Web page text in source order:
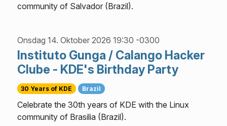
community of Salvador (Brazil).
Onsdag 14. Oktober 2026 19:30 -0300
Instituto Gunga / Calango Hacker
Clube - KDE's Birthday Party
30 Years of KDE Brazil
Celebrate the 30th years of KDE with the Linux
community of Brasilia (Brazil).